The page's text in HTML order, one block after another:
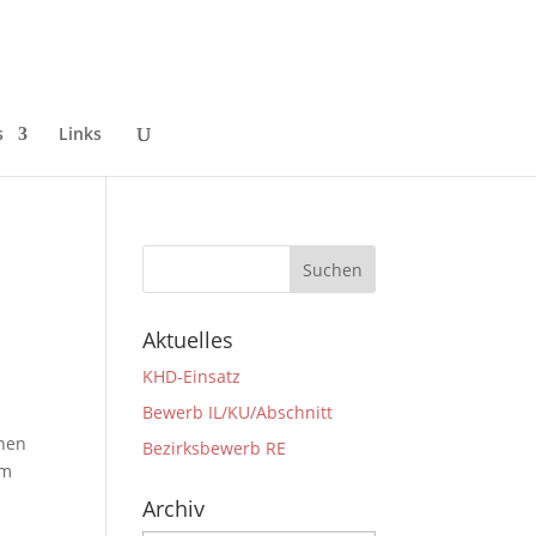
Links
Aktuelles
KHD-Einsatz
Bewerb IL/KU/Abschnitt
Bezirksbewerb RE
Archiv